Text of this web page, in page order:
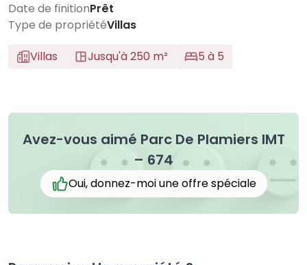
Date de finitionPrêt
Type de propriétéVillas
Villas
Jusqu'à 250 m² 5 à 5
Avez-vous aimé Parc De Plamiers IMT
– 674
Oui, donnez-moi une offre spéciale